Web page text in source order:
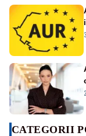
CATEGORII